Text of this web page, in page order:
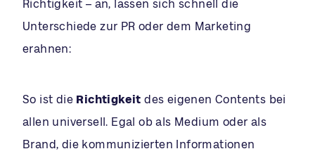
Richtigkeit – an, lassen sich schnell die
Unterschiede zur PR oder dem Marketing
erahnen:
So ist die Richtigkeitdes eigenen Contents bei
allen universell. Egal ob als Medium oder als
Brand, die kommunizierten Informationen